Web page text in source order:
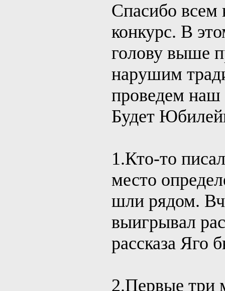
Спасибо всем
конкурс. В
голову выше
нарушим
проведем наш
Будет
1.Кто-то
место
шли рядом.
выигрывал
рассказа Яго
2.Первые три